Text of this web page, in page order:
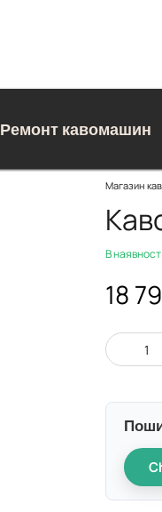
Ремонт кавомашин
Магазин
В наявності
18